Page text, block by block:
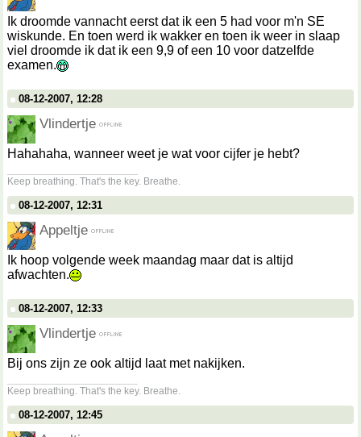
Ik droomde vannacht eerst dat ik een 5 had voor m'n SE
wiskunde. En toen werd ik wakker en toen ik weer in slaap
viel droomde ik dat ik een 9,9 of een 10 voor datzelfde
examen.
08-12-2007, 12:28
Vlindertje
Hahahaha, wanneer weet je wat voor cijfer je hebt?
Keep breathing. That's the key. Breathe.
08-12-2007, 12:31
Appeltje
Ik hoop volgende week maandag maar dat is altijd
afwachten.
08-12-2007, 12:33
Vlindertje
Bij ons zijn ze ook altijd laat met nakijken.
Keep breathing. That's the key. Breathe.
08-12-2007, 12:45